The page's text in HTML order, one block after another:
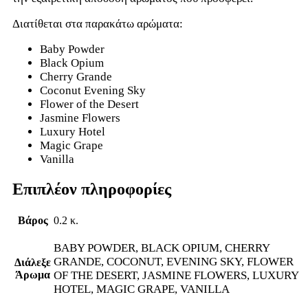
Διατίθεται στα παρακάτω αρώματα:
Baby Powder
Black Opium
Cherry Grande
Coconut Evening Sky
Flower of the Desert
Jasmine Flowers
Luxury Hotel
Magic Grape
Vanilla
Επιπλέον πληροφορίες
Βάρος 0.2 κ.
Διάλεξε
Άρωμα
BABY POWDER, BLACK OPIUM, CHERRY
GRANDE, COCONUT, EVENING SKY, FLOWER
OF THE DESERT, JASMINE FLOWERS, LUXURY
HOTEL, MAGIC GRAPE, VANILLA